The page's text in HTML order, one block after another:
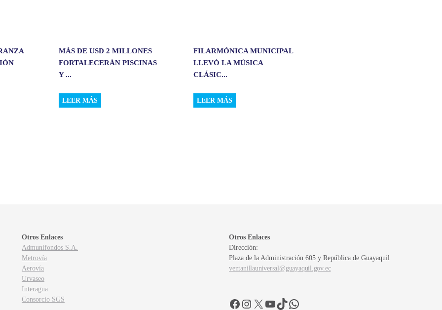
MÁS DE USD 2 MILLONES
FORTALECERÁN PISCINAS
Y ...
LEER MÁS
FILARMÓNICA MUNICIPAL
LLEVÓ LA MÚSICA
CLÁSIC...
LEER MÁS
Otros Enlaces
Admunifondos S.A.
Metrovía
Aerovía
Urvaseo
Interagua
Consorcio SGS
Otros Enlaces
Dirección:
Plaza de la Administración 605 y República de Guayaquil
ventanillauniversal@guayaquil.gov.ec
FacebookInstagram
X YouTube
TikTokWhatsApp